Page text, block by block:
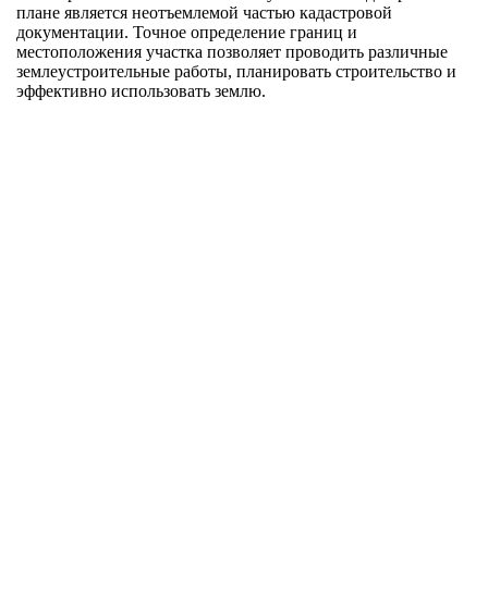
плане является неотъемлемой частью кадастровой
документации. Точное определение границ и
местоположения участка позволяет проводить различные
землеустроительные работы, планировать строительство и
эффективно использовать землю.